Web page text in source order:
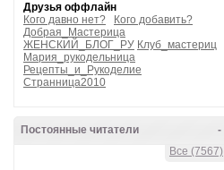
Друзья оффлайн
Кого давно нет?
Кого добавить?
Добрая_Мастерица
ЖЕНСКИЙ_БЛОГ_РУ Клуб_мастериц
Мария_рукодельница
Рецепты_и_Рукоделие
Странница2010
-
Постоянные читатели
Все (7567)